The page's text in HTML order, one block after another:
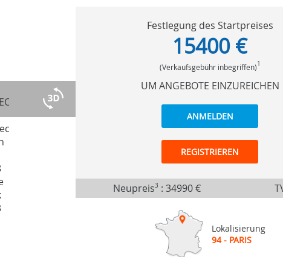
Festlegung des Startpreises
15400 €
(Verkaufsgebühr inbegriffen)1
UM ANGEBOTE EINZUREICHEN
ANMELDEN
REGISTRIEREN
Neupreis3 :34990 €
Lokalisierung
94 - PARIS